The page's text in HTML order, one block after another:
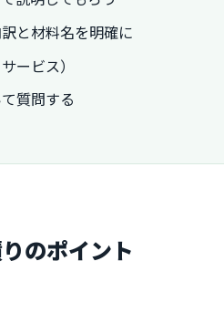
と材料名を明確に
ービス）
質問する
のポイント